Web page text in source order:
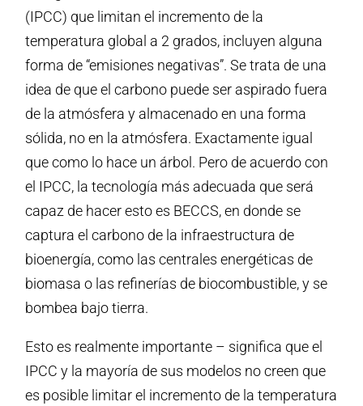
(IPCC) que limitan el incremento de la
temperatura global a 2 grados, incluyen alguna
forma de “emisiones negativas”. Se trata de una
idea de que el carbono puede ser aspirado fuera
de la atmósfera y almacenado en una forma
sólida, no en la atmósfera. Exactamente igual
que como lo hace un árbol. Pero de acuerdo con
el IPCC, la tecnología más adecuada que será
capaz de hacer esto es BECCS, en donde se
captura el carbono de la infraestructura de
bioenergía, como las centrales energéticas de
biomasa o las refinerías de biocombustible, y se
bombea bajo tierra.
Esto es realmente importante – significa que el
IPCC y la mayoría de sus modelos no creen que
es posible limitar el incremento de la temperatura